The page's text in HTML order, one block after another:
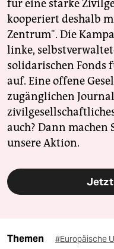
für eine starke
kooperiert deshalb
Zentrum". Die
linke,
solidarischen Fonds
auf. Eine offene
zugänglichen
auch? Dann machen
unsere Aktion.
Themen #Europäische